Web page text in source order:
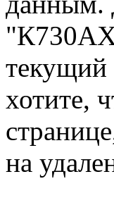
текущий
хотите,
на